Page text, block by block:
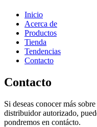
Las
opciones
pueden
elegir
producto
Inicio
Acerca de
Productos
Tienda
Tendencias
Contacto
Contacto
Si deseas conocer más
distribuidor autorizado,
pondremos en contácto.